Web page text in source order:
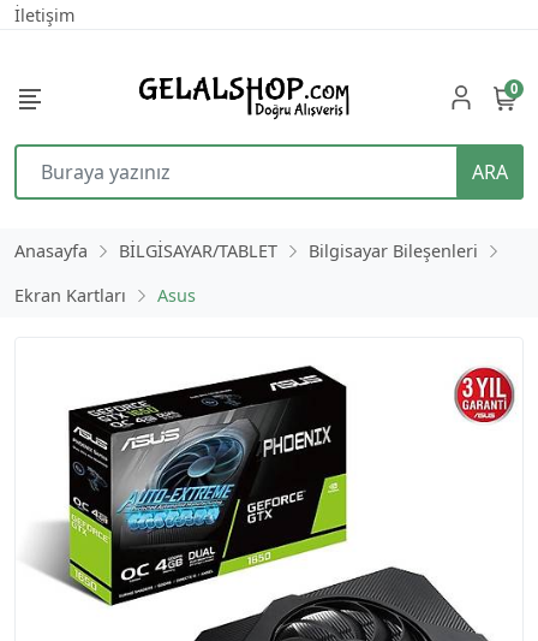
İletişim
ARA
0
Anasayfa BİLGİSAYAR/TABLET
Bilgisayar Bileşenleri
Ekran Kartları
Asus